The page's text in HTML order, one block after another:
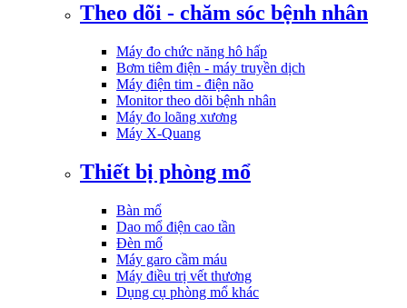
Theo dõi - chăm sóc bệnh nhân
Máy đo chức năng hô hấp
Bơm tiêm điện - máy truyền dịch
Máy điện tim - điện não
Monitor theo dõi bệnh nhân
Máy đo loãng xương
Máy X-Quang
Thiết bị phòng mổ
Bàn mổ
Dao mổ điện cao tần
Đèn mổ
Máy garo cầm máu
Máy điều trị vết thương
Dụng cụ phòng mổ khác